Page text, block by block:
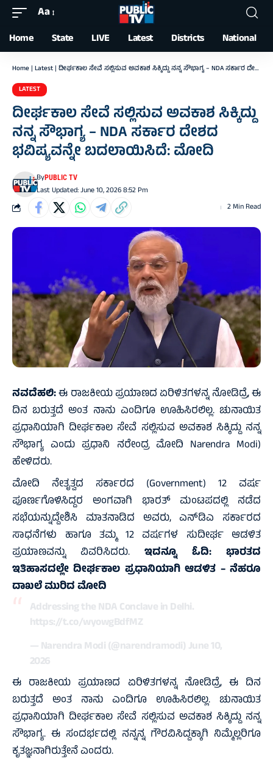
Font
Resizer
Aa
Home State LIVE Latest Districts National
Home | Latest | ದೀರ್ಘಕಾಲ ಸೇವೆ ಸಲ್ಲಿಸುವ ಅವಕಾಶ ಸಿಕ್ಕಿದ್ದು ನನ್ನ ಸೌಭಾಗ್ಯ – NDA ಸರ್ಕಾರ ದೇಶದ ಭವಿಷ್ಯವನ್ನೇ ಬದಲಾಯಿಸಿದೆ: ಮೋದಿ
LATEST
ದೀರ್ಘಕಾಲ ಸೇವೆ ಸಲ್ಲಿಸುವ ಅವಕಾಶ ಸಿಕ್ಕಿದ್ದು
ನನ್ನ ಸೌಭಾಗ್ಯ – NDA ಸರ್ಕಾರ ದೇಶದ
ಭವಿಷ್ಯವನ್ನೇ ಬದಲಾಯಿಸಿದೆ: ಮೋದಿ
Last Updated: June 10, 2026 8:52 Pm
ByPUBLIC TV
2 Min Read
ನವದೆಹಲಿ:ಈ ರಾಜಕೀಯ ಪ್ರಯಾಣದ ಏರಿಳಿತಗಳನ್ನ ನೋಡಿದ್ರೆ, ಈ
ದಿನ ಬರುತ್ತದೆ ಅಂತ ನಾನು ಎಂದಿಗೂ ಊಹಿಸಿರಲಿಲ್ಲ. ಚುನಾಯಿತ
ಪ್ರಧಾನಿಯಾಗಿ ದೀರ್ಘಕಾಲ ಸೇವೆ ಸಲ್ಲಿಸುವ ಅವಕಾಶ ಸಿಕ್ಕಿದ್ದು ನನ್ನ
ಸೌಭಾಗ್ಯ ಎಂದು ಪ್ರಧಾನಿ ನರೇಂದ್ರ ಮೋದಿ Narendra Modi)
ಹೇಳಿದರು.
ಮೋದಿ ನೇತೃತ್ವದ ಸರ್ಕಾರದ (Government) 12 ವರ್ಷ
ಪೂರ್ಣಗೊಳಿಸಿದ್ದರ ಅಂಗವಾಗಿ ಭಾರತ್ ಮಂಟಪದಲ್ಲಿ ನಡೆದ
ಸಭೆಯನ್ನುದ್ದೇಶಿಸಿ ಮಾತನಾಡಿದ ಅವರು, ಎನ್‌ಡಿಎ ಸರ್ಕಾರದ
ಸಾಧನೆಗಳು ಹಾಗೂ ತಮ್ಮ 12 ವರ್ಷಗಳ ಸುದೀರ್ಘ ಆಡಳಿತ
ಪ್ರಯಾಣವನ್ನು ವಿವರಿಸಿದರು. ಇದನ್ನೂ ಓದಿ: ಭಾರತದ
ಇತಿಹಾಸದಲ್ಲೇ ದೀರ್ಘಕಾಲ ಪ್ರಧಾನಿಯಾಗಿ ಆಡಳಿತ – ನೆಹರೂ
ದಾಖಲೆ ಮುರಿದ ಮೋದಿ
Addressing the NDA Conclave in Delhi.
https://t.co/wyowgBdfMZ
— Narendra Modi (@narendramodi) June 10,
2026
ಈ ರಾಜಕೀಯ ಪ್ರಯಾಣದ ಏರಿಳಿತಗಳನ್ನ ನೋಡಿದ್ರೆ, ಈ ದಿನ
ಬರುತ್ತದೆ ಅಂತ ನಾನು ಎಂದಿಗೂ ಊಹಿಸಿರಲಿಲ್ಲ. ಚುನಾಯಿತ
ಪ್ರಧಾನಿಯಾಗಿ ದೀರ್ಘಕಾಲ ಸೇವೆ ಸಲ್ಲಿಸುವ ಅವಕಾಶ ಸಿಕ್ಕಿದ್ದು ನನ್ನ
ಸೌಭಾಗ್ಯ. ಈ ಸಂದರ್ಭದಲ್ಲಿ ನನ್ನನ್ನ ಗೌರವಿಸಿದ್ದಕ್ಕಾಗಿ ನಿಮ್ಮೆಲ್ಲರಿಗೂ
ಕೃತಜ್ಞನಾಗಿರುತ್ತೇನೆ ಎಂದರು.